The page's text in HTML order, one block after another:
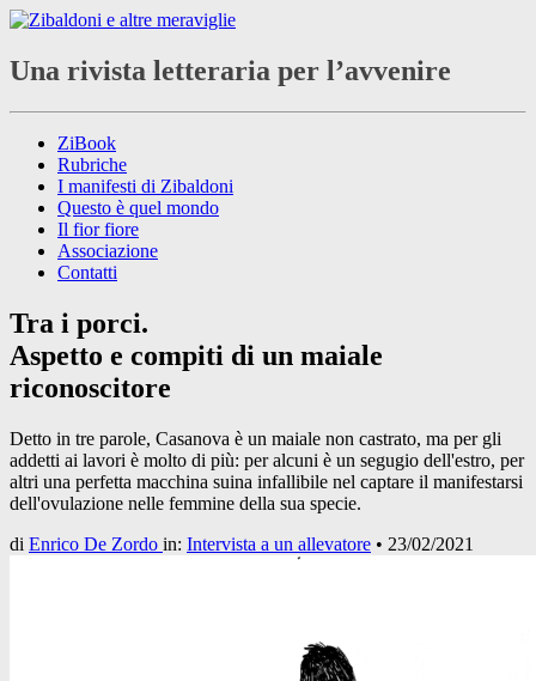
Una rivista letteraria per l’avvenire
ZiBook
Rubriche
I manifesti di Zibaldoni
Questo è quel mondo
Il fior fiore
Associazione
Contatti
Tra i porci.
Aspetto e compiti di un maiale
riconoscitore
Detto in tre parole, Casanova è un maiale non castrato, ma per gli
addetti ai lavori è molto di più: per alcuni è un segugio dell'estro, per
altri una perfetta macchina suina infallibile nel captare il manifestarsi
dell'ovulazione nelle femmine della sua specie.
di Enrico De Zordo in: Intervista a un allevatore • 23/02/2021